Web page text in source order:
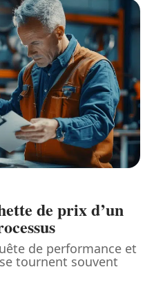
de prix d’un
de performance et
tournent souvent